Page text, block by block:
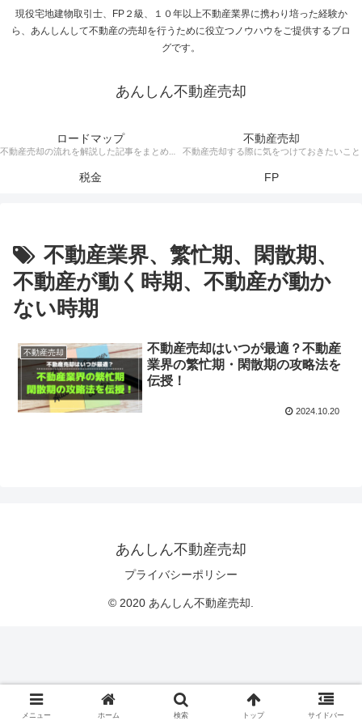
現役宅地建物取引士、FP２級、１０年以上不動産業界に携わり培った経験か
ら、あんしんして不動産の売却を行うために役立つノウハウをご提供するブロ
グです。
あんしん不動産売却
ロードマップ
不動産売却の流れを解説した記事をまとめました。
不動産売却
不動産売却する際に気をつけておきたいこと
税金 FP
不動産業界、繁忙期、閑散期、
不動産が動く時期、不動産が動か
ない時期
不動産売却
不動産売却はいつが最適？不動産
業界の繁忙期・閑散期の攻略法を
伝授！
2024.10.20
あんしん不動産売却
プライバシーポリシー
© 2020 あんしん不動産売却.
メニュー ホーム 検索 トップ サイドバー